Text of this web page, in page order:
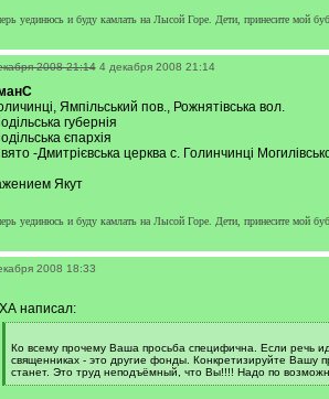
уединюсь и буду камлать на Лысой Горе. Дети, принесите мой
2008 21:14 4 декабря 2008 21:14
Ямпільський пов., Рожнятівська вол.
губернія
єпархія
-Дмитрієвська церква с. Голинчинці
Якут
уединюсь и буду камлать на Лысой Горе. Дети, принесите мой
2008 18:33
написал:
q
]
Ко всему прочему Ваша просьба специфична. Если речь
священниках - это другие фонды. Конкретизируйте Вашу
станет. Это труд неподъёмный, что Вы!!!! Надо по
[